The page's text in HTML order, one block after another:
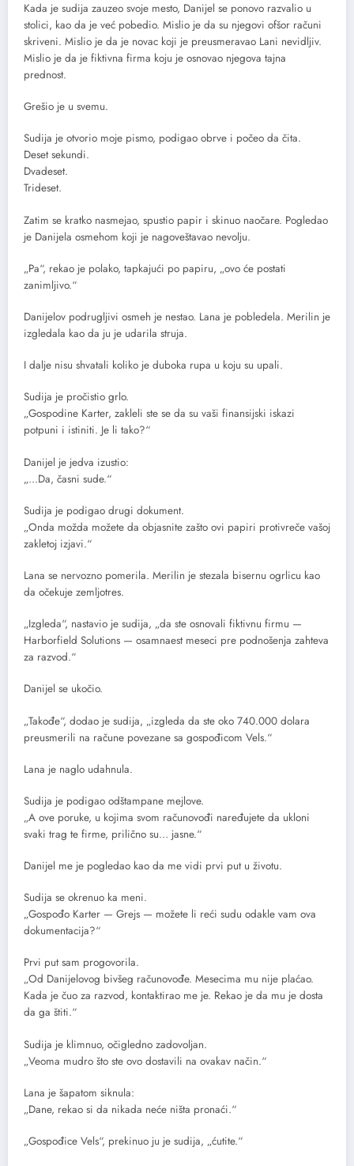
Kada je sudija zauzeo svoje mesto, Danijel se ponovo razvalio u
stolici, kao da je već pobedio. Mislio je da su njegovi ofšor računi
skriveni. Mislio je da je novac koji je preusmeravao Lani nevidljiv.
Mislio je da je fiktivna firma koju je osnovao njegova tajna
prednost.
Grešio je u svemu.
Sudija je otvorio moje pismo, podigao obrve i počeo da čita.
Deset sekundi.
Dvadeset.
Trideset.
Zatim se kratko nasmejao, spustio papir i skinuo naočare. Pogledao
je Danijela osmehom koji je nagoveštavao nevolju.
„Pa“, rekao je polako, tapkajući po papiru, „ovo će postati
zanimljivo.“
Danijelov podrugljivi osmeh je nestao. Lana je pobledela. Merilin je
izgledala kao da ju je udarila struja.
I dalje nisu shvatali koliko je duboka rupa u koju su upali.
Sudija je pročistio grlo.
„Gospodine Karter, zakleli ste se da su vaši finansijski iskazi
potpuni i istiniti. Je li tako?“
Danijel je jedva izustio:
„…Da, časni sude.“
Sudija je podigao drugi dokument.
„Onda možda možete da objasnite zašto ovi papiri protivreče vašoj
zakletoj izjavi.“
Lana se nervozno pomerila. Merilin je stezala bisernu ogrlicu kao
da očekuje zemljotres.
„Izgleda“, nastavio je sudija, „da ste osnovali fiktivnu firmu —
Harborfield Solutions — osamnaest meseci pre podnošenja zahteva
za razvod.“
Danijel se ukočio.
„Takođe“, dodao je sudija, „izgleda da ste oko 740.000 dolara
preusmerili na račune povezane sa gospođicom Vels.“
Lana je naglo udahnula.
Sudija je podigao odštampane mejlove.
„A ove poruke, u kojima svom računovođi naređujete da ukloni
svaki trag te firme, prilično su… jasne.“
Danijel me je pogledao kao da me vidi prvi put u životu.
Sudija se okrenuo ka meni.
„Gospođo Karter — Grejs — možete li reći sudu odakle vam ova
dokumentacija?“
Prvi put sam progovorila.
„Od Danijelovog bivšeg računovođe. Mesecima mu nije plaćao.
Kada je čuo za razvod, kontaktirao me je. Rekao je da mu je dosta
da ga štiti.“
Sudija je klimnuo, očigledno zadovoljan.
„Veoma mudro što ste ovo dostavili na ovakav način.“
Lana je šapatom siknula:
„Dane, rekao si da nikada neće ništa pronaći.“
„Gospođice Vels“, prekinuo ju je sudija, „ćutite.“